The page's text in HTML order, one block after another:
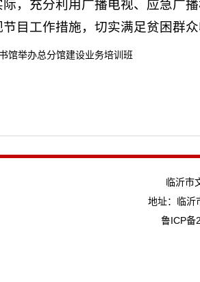
，充分利用广播电视、应急广
目工作措施，切实满足贫困群
馆举办总分馆建设业务培训班
临沂市
地址：临沂
鲁ICP备